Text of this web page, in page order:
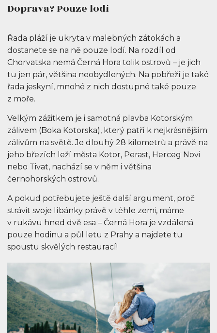
Doprava? Pouze lodí
Řada pláží je ukryta v malebných zátokách a
dostanete se na ně pouze lodí. Na rozdíl od
Chorvatska nemá Černá Hora tolik ostrovů – je jich
tu jen pár, většina neobydlených. Na pobřeží je také
řada jeskyní, mnohé z nich dostupné také pouze
z moře.
Velkým zážitkem je i samotná plavba Kotorským
zálivem (Boka Kotorska), který patří k nejkrásnějším
zálivům na světě. Je dlouhý 28 kilometrů a právě na
jeho březích leží města Kotor, Perast, Herceg Novi
nebo Tivat, nachází se v něm i většina
černohorských ostrovů.
A pokud potřebujete ještě další argument, proč
strávit svoje líbánky právě v téhle zemi, máme
v rukávu hned dvě esa – Černá Hora je vzdálená
pouze hodinu a půl letu z Prahy a najdete tu
spoustu skvělých restaurací!